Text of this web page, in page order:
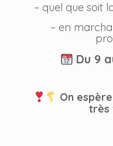
– quel que soit
– en
Du 9
On
très